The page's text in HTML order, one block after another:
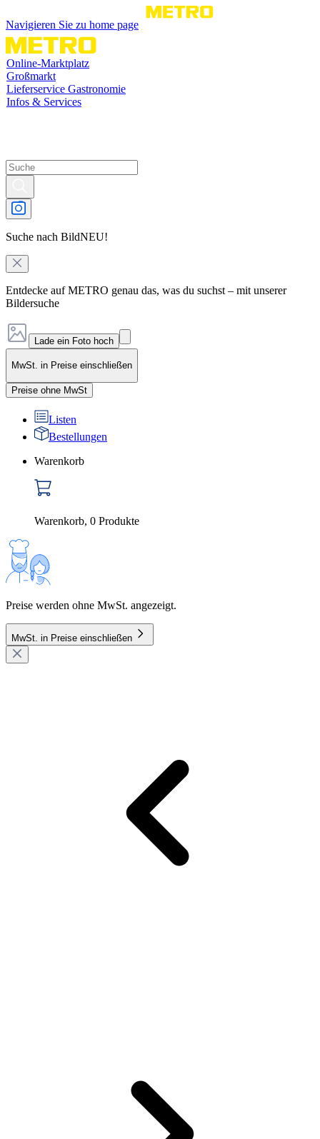
Navigieren Sie zu home page
Online-Marktplatz
Großmarkt
Lieferservice Gastronomie
Infos & Services
Suche nach BildNEU!
Entdecke auf METRO genau das, was du suchst – mit unserer
Bildersuche
Lade ein Foto hoch
MwSt. in Preise einschließen
Preise ohne MwSt
Listen
Bestellungen
Warenkorb
Warenkorb, 0 Produkte
Preise werden ohne MwSt. angezeigt.
MwSt. in Preise einschließen